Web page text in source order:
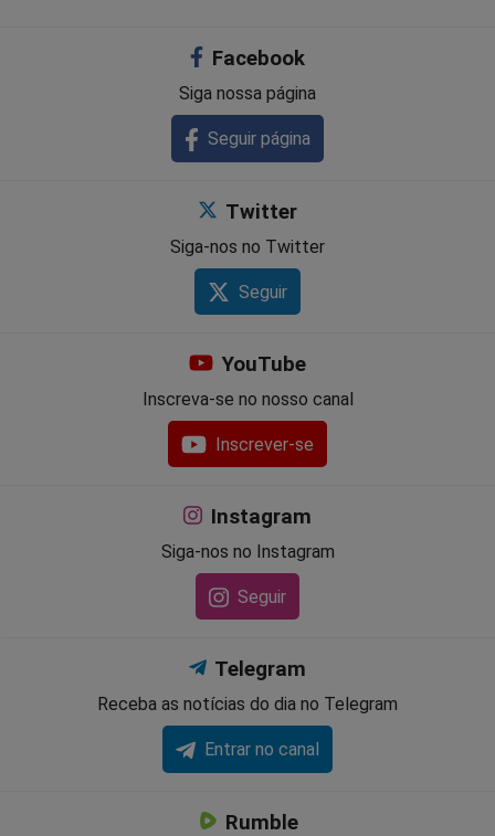
WhatsappTwitterMessenger
Facebook
Siga nossa página
Seguir página
Twitter
Siga-nos no Twitter
Seguir
YouTube
Inscreva-se no nosso canal
Inscrever-se
Instagram
Siga-nos no Instagram
Seguir
Telegram
Receba as notícias do dia no Telegram
Entrar no canal
Rumble